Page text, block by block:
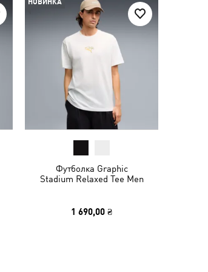
НОВИНКА
Футболка Graphic
Stadium Relaxed Tee Men
1 690,00 ₴